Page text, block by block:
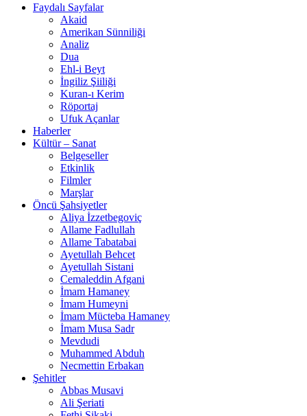
Faydalı Sayfalar
Akaid
Amerikan Sünniliği
Analiz
Dua
Ehl-i Beyt
İngiliz Şiiliği
Kuran-ı Kerim
Röportaj
Ufuk Açanlar
Haberler
Kültür – Sanat
Belgeseller
Etkinlik
Filmler
Marşlar
Öncü Şahsiyetler
Aliya İzzetbegoviç
Allame Fadlullah
Allame Tabatabai
Ayetullah Behcet
Ayetullah Sistani
Cemaleddin Afgani
İmam Hamaney
İmam Humeyni
İmam Mücteba Hamaney
İmam Musa Sadr
Mevdudi
Muhammed Abduh
Necmettin Erbakan
Şehitler
Abbas Musavi
Ali Şeriati